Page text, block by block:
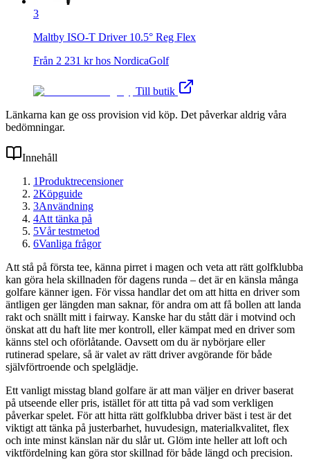
3
Maltby ISO-T Driver 10.5° Reg Flex
Från 2 231 kr hos NordicaGolf
Till butik
Länkarna kan ge oss provision vid köp. Det påverkar aldrig våra
bedömningar.
Innehåll
1Produktrecensioner
2Köpguide
3Användning
4Att tänka på
5Vår testmetod
6Vanliga frågor
Att stå på första tee, känna pirret i magen och veta att rätt golfklubba
kan göra hela skillnaden för dagens runda – det är en känsla många
golfare känner igen. För vissa handlar det om att hitta en driver som
äntligen ger längden man saknar, för andra om att få bollen att landa
rakt och snällt mitt i fairway. Kanske har du stått där i motvind och
önskat att du haft lite mer kontroll, eller kämpat med en driver som
känns stel och oförlåtande. Oavsett om du är nybörjare eller
rutinerad spelare, så är valet av rätt driver avgörande för både
självförtroende och spelglädje.
Ett vanligt misstag bland golfare är att man väljer en driver baserat
på utseende eller pris, istället för att titta på vad som verkligen
påverkar spelet. För att hitta rätt golfklubba driver bäst i test är det
viktigt att tänka på justerbarhet, huvudesign, materialkvalitet, flex
och inte minst känslan när du slår ut. Glöm inte heller att loft och
viktfördelning kan göra stor skillnad för både längd och precision.